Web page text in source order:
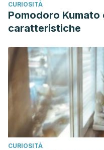
CURIOSITÀ
Pomodoro
caratteristiche
CURIOSITÀ